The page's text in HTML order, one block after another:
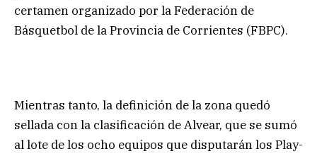
certamen organizado por la Federación de
Básquetbol de la Provincia de Corrientes (FBPC).
Mientras tanto, la definición de la zona quedó
sellada con la clasificación de Alvear, que se sumó
al lote de los ocho equipos que disputarán los Play-